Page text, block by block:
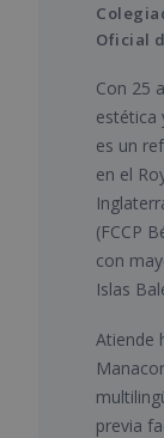
Oficial
Con 25
estética
es un
en el
(FCCP
con
Islas
Atiende
previa